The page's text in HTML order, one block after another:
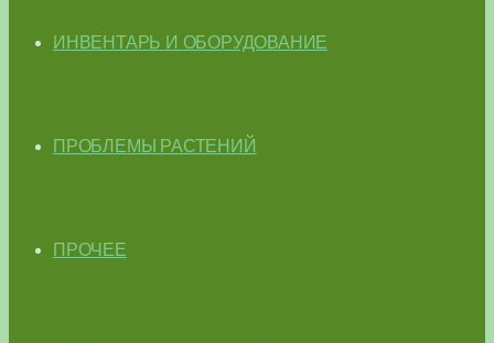
ИНВЕНТАРЬ И ОБОРУДОВАНИЕ
ПРОБЛЕМЫ РАСТЕНИЙ
ПРОЧЕЕ